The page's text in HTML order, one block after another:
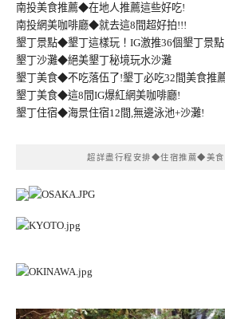
南投美食推薦◆在地人推薦這些好吃!
南投網美咖啡廳◆就去這8間超好拍!!!
墾丁景點◆墾丁這樣玩！IG激推36個墾丁景點
墾丁沙灘◆絕美墾丁秘境玩水沙灘
墾丁美食◆不吃落伍了!墾丁必吃32間美食推
墾丁美食◆這8間IG爆紅網美咖啡廳!
墾丁住宿◆海景住宿12間,無邊泳池+沙灘!
超詳盡行程安排◆住宿推薦◆美食